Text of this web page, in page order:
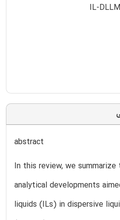
abstract
In this review, we
analytical developments
liquids (ILs) in dispersive